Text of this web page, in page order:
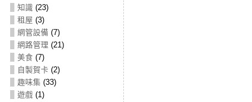
知識 (23)
租屋 (3)
網管設備 (7)
網路管理 (21)
美食 (7)
自製賀卡 (2)
趣味集 (33)
遊戲(1)